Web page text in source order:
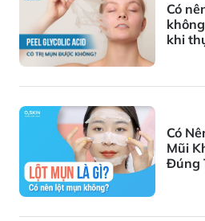
Có
khi
Có
Mũi
Đúng